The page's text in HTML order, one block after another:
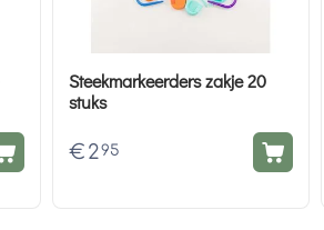
Steekmarkeerders zakje 20
stuks
€ 2 95